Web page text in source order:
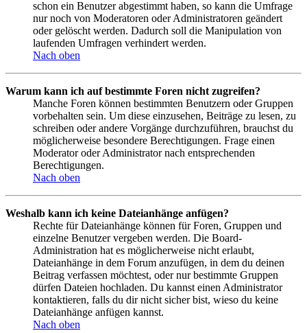
schon ein Benutzer abgestimmt haben, so kann die Umfrage
nur noch von Moderatoren oder Administratoren geändert
oder gelöscht werden. Dadurch soll die Manipulation von
laufenden Umfragen verhindert werden.
Nach oben
Warum kann ich auf bestimmte Foren nicht zugreifen?
Manche Foren können bestimmten Benutzern oder Gruppen
vorbehalten sein. Um diese einzusehen, Beiträge zu lesen, zu
schreiben oder andere Vorgänge durchzuführen, brauchst du
möglicherweise besondere Berechtigungen. Frage einen
Moderator oder Administrator nach entsprechenden
Berechtigungen.
Nach oben
Weshalb kann ich keine Dateianhänge anfügen?
Rechte für Dateianhänge können für Foren, Gruppen und
einzelne Benutzer vergeben werden. Die Board-
Administration hat es möglicherweise nicht erlaubt,
Dateianhänge in dem Forum anzufügen, in dem du deinen
Beitrag verfassen möchtest, oder nur bestimmte Gruppen
dürfen Dateien hochladen. Du kannst einen Administrator
kontaktieren, falls du dir nicht sicher bist, wieso du keine
Dateianhänge anfügen kannst.
Nach oben